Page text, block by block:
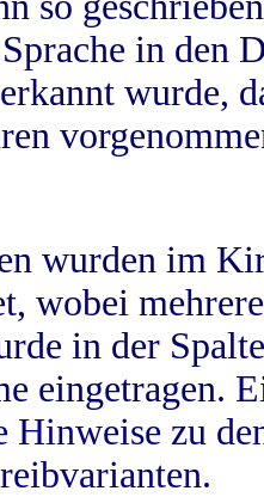
in
wurde,
wurden im
wobei
in der
eingetragen.
zu